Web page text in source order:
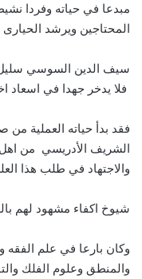
مبدعا في حياته وفردا
المحتاجين ويرشد
سيف الدين السوسي سليل
فلا يدخر جهدا في اسعاد
فقد بدأ حياته العملية
الشريف الأدريسي من اهل
والاجتهاد في طلب هذا
شيوخ اكفاء مشهود لهم
وكان بارعا في علم الفقه
والمنطق وعلوم الفلك